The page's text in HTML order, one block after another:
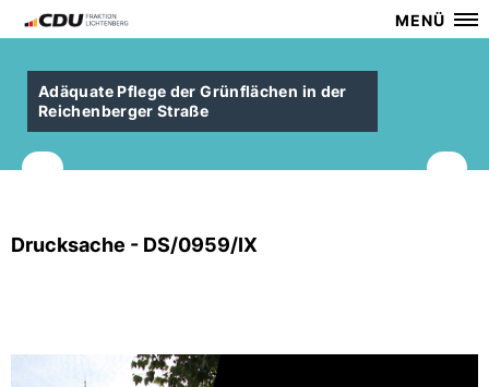
MENÜ
Adäquate Pflege der Grünflächen in der
Reichenberger Straße
Drucksache - DS/0959/IX